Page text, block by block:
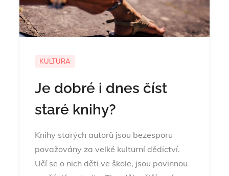
KULTURA
Je dobré i dnes číst
staré knihy?
Knihy starých autorů jsou bezesporu
považovány za velké kulturní dědictví.
Učí se o nich děti ve škole, jsou povinnou